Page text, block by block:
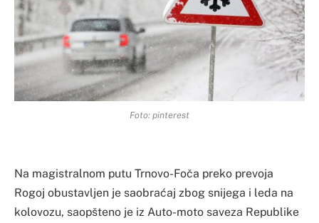
Foto: pinterest
Na magistralnom putu Trnovo-Foča preko prevoja
Rogoj obustavljen je saobraćaj zbog snijega i leda na
kolovozu, saopšteno je iz Auto-moto saveza Republike